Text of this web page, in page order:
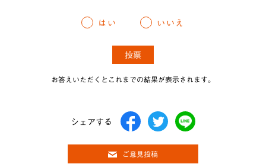
はい いいえ
お答えいただくとこれまでの結果が表示されます。
シェアする
ご意見投稿